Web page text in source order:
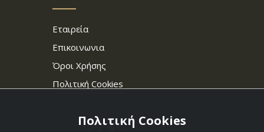
Εταιρεία
Επικοινωνια
Όροι Χρήσης
Πολιτική Cookies
Πολιτική Cookies